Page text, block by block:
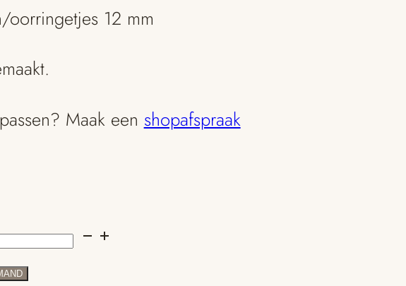
oorringetjes 12 mm
Maak een shopafspraak